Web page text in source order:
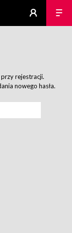
rejestracji.
nowego hasła.